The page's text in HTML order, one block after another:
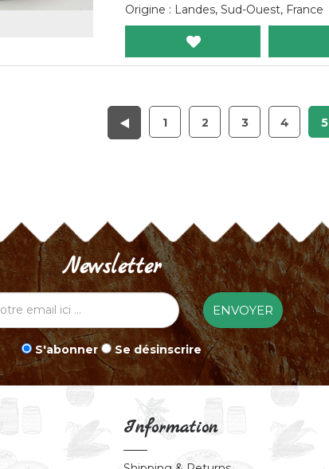
Origine : Landes, Sud-Ouest, France
1 2 3 4 5
Newsletter
ENVOYER
S'abonner Se désinscrire
Information